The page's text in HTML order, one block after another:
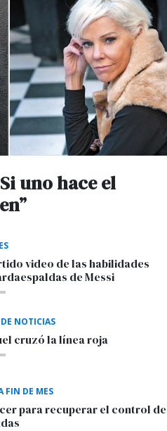
uno hace el
video de las habilidades
de Messi
NOTICIAS
cruzó la línea roja
FIN DE MES
para recuperar el control de